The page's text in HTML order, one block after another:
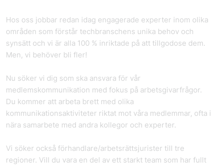
Hos oss jobbar redan idag engagerade experter inom olika
områden som förstår techbranschens unika behov och
synsätt och vi är alla 100 % inriktade på att tillgodose dem.
Men, vi behöver bli fler!
Nu söker vi dig som ska ansvara för vår
medlemskommunikation med fokus på arbetsgivarfrågor.
Du kommer att arbeta brett med olika
kommunikationsaktiviteter riktat mot våra medlemmar, ofta i
nära samarbete med andra kollegor och experter.
Vi söker också förhandlare/arbetsrättsjurister till tre
regioner. Vill du vara en del av ett starkt team som har fullt